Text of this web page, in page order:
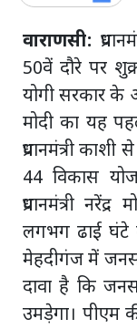
वाराणसी:
50वें दौरे पर
योगी सरकार के
मोदी का यह
प्रधानमंत्री
44 विकास
प्रधानमंत्री
लगभग ढाई घंटे
मेहदीगंज में
दावा है कि
उमड़ेगा। पीएम